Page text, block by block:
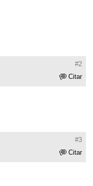
#2
Citar
#3
Citar